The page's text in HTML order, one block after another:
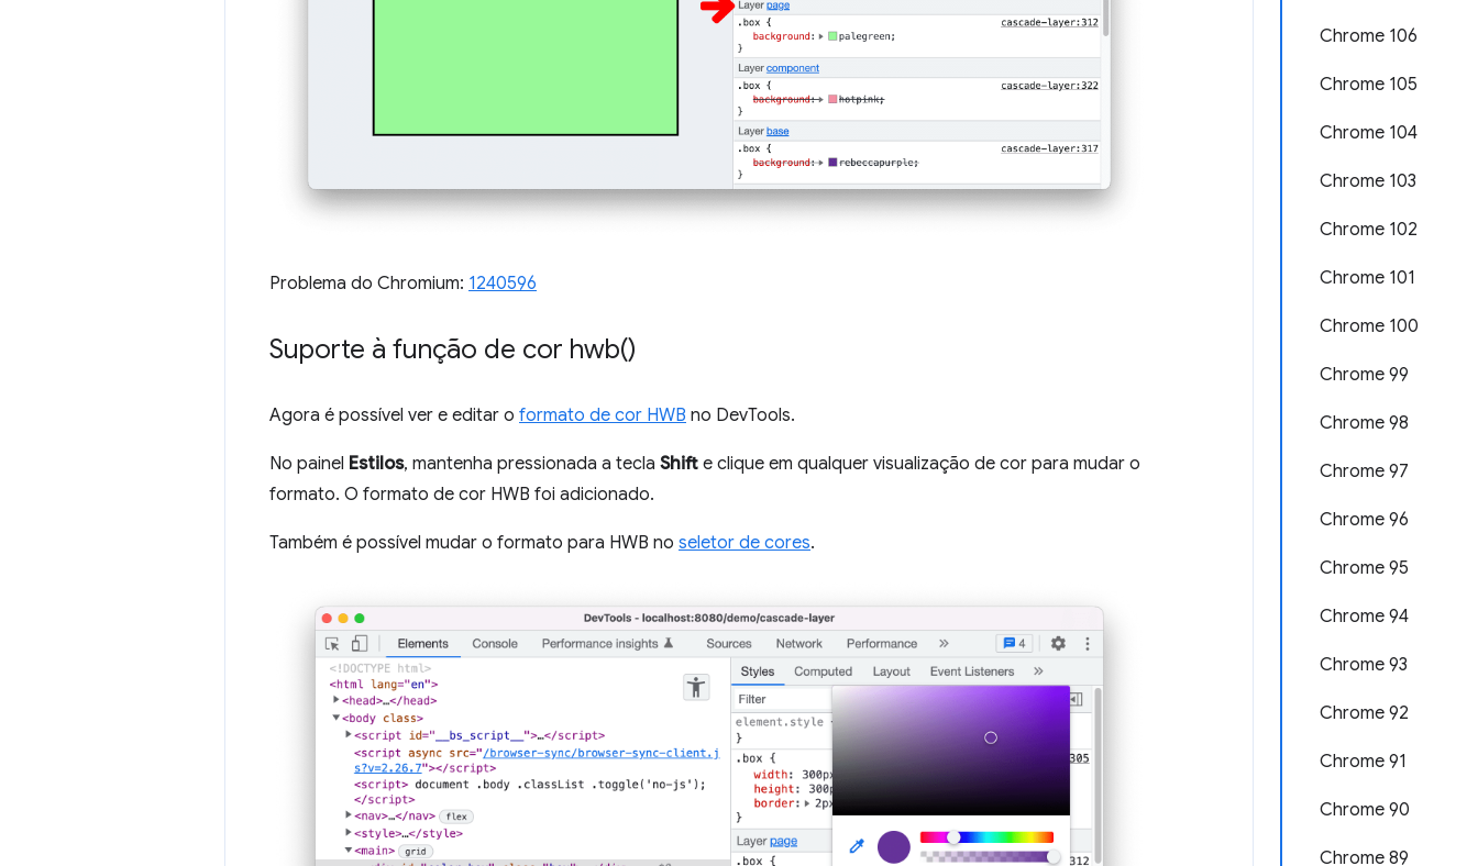
Chrome 106
Chrome 105
Chrome 104
Chrome 103
Chrome 102
Chrome 101
Chrome 100
Chrome 99
Chrome 98
Chrome 97
Chrome 96
Chrome 95
Chrome 94
Chrome 93
Chrome 92
Chrome 91
Chrome 90
Chrome 89
Problema do Chromium: 1240596
Suporte à função de cor hwb()
Agora é possível ver e editar o formato de cor HWB no DevTools.
No painel Estilos, mantenha pressionada a tecla Shift e clique em qualquer visualização de cor para mudar o
formato. O formato de cor HWB foi adicionado.
Também é possível mudar o formato para HWB no seletor de cores.